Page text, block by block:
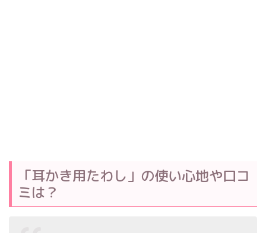
「耳かき用たわし」の使い心地や口コ
ミは？